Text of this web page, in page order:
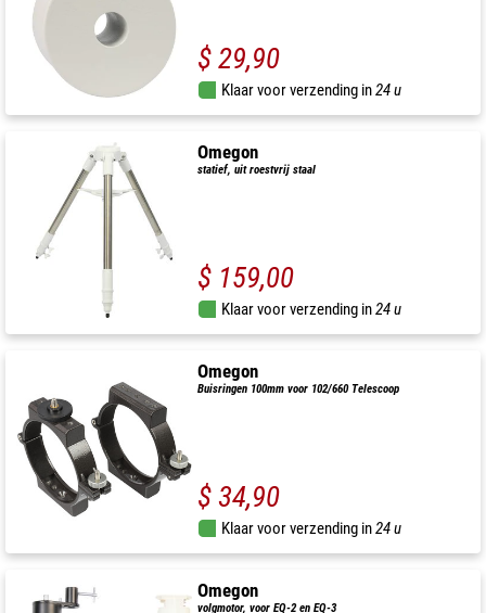
$ 29,90
Klaar voor verzending in24 u
Omegon
statief, uit roestvrij staal
$ 159,00
Klaar voor verzending in24 u
Omegon
Buisringen 100mm voor 102/660 Telescoop
$ 34,90
Klaar voor verzending in24 u
Omegon
volgmotor, voor EQ-2 en EQ-3